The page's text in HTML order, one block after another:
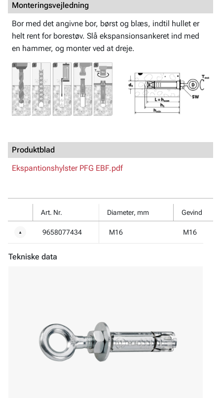
Monteringsvejledning
Bor med det angivne bor, børst og blæs, indtil hullet er
helt rent for borestøv. Slå ekspansionsankeret ind med
en hammer, og monter ved at dreje.
Produktblad
Ekspantionshylster PFG EBF.pdf
Art. Nr. Diameter, mm Gevind
▼ 9658077434 M16 M16
Tekniske data